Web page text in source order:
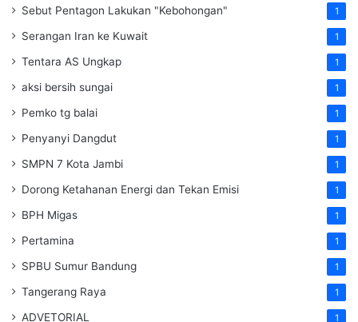
Sebut Pentagon Lakukan "Kebohongan" 1
Serangan Iran ke Kuwait 1
Tentara AS Ungkap 1
aksi bersih sungai 1
Pemko tg balai 1
Penyanyi Dangdut 1
SMPN 7 Kota Jambi 1
Dorong Ketahanan Energi dan Tekan Emisi 1
BPH Migas 1
Pertamina 1
SPBU Sumur Bandung 1
Tangerang Raya 1
ADVETORIAL 1